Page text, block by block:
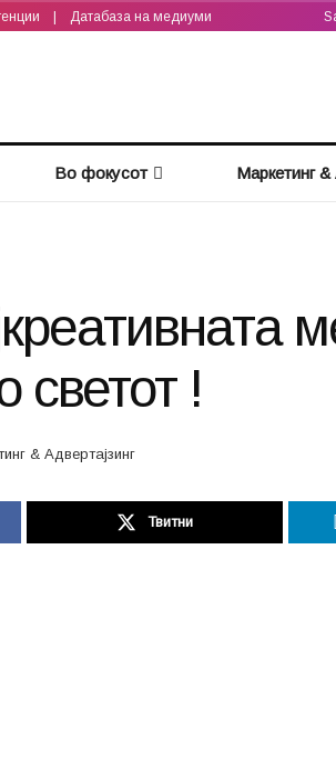
Датабаза на медиуми
Во фокусот Маркетинг &
светот !
& Адвертајзинг
Твитни